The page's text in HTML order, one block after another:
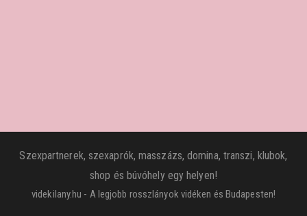
Szexpartnerek, szexaprók, masszázs, domina, transzi, klubok,
shop és búvóhely egy helyen!
videkilany.hu - A legjobb rosszlányok vidéken és Budapesten!